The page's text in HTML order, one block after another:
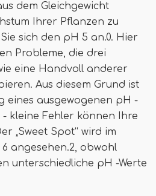
dem Gleichgewicht
Ihrer Pflanzen zu
sich den pH 5 an.0. Hier
Probleme, die drei
eine Handvoll anderer
Aus diesem Grund ist
eines ausgewogenen pH -
- kleine Fehler können Ihre
„Sweet Spot“ wird im
angesehen.2, obwohl
unterschiedliche pH -Werte